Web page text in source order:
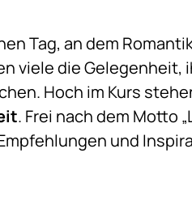
Tag, an dem
viele die Gelegenheit,
Hoch im Kurs
. Frei nach dem Motto
und